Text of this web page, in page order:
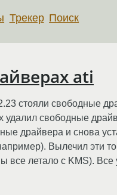
Трекер Поиск
ati
стояли свободные
свободные
драйвера и снова
Вылечил эти
летало с KMS). Все